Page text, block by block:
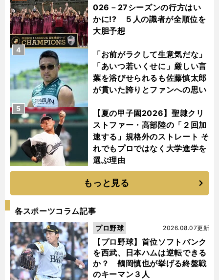
026－27シーズンの行方はい
かに!? ５人の識者が全順位を
大胆予想
「お前がラクして生意気だな」
「あいつ若いくせに」厳しい言
葉を浴びせられるも佐藤慎太郎
が貫いた誇りとファンへの思い
4
【夏の甲子園2026】聖隷クリ
ストファー・高部陸の「２回加
速する」規格外のストレート そ
れでもプロではなく大学進学を
選ぶ理由
5
もっと見る
各スポーツコラム記事
【プロ野球】首位ソフトバンク
を西武、日本ハムは逆転できる
か？ 鶴岡慎也が挙げる終盤戦
のキーマン３人
2026.08.07更新
プロ野球